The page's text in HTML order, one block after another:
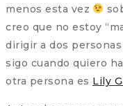
menos esta vez
creo que no estoy
dirigir a dos
sigo cuando quiero
otra persona es Lily